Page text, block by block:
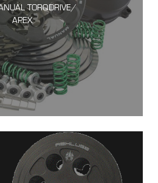
TORQDRIVE/
APEX